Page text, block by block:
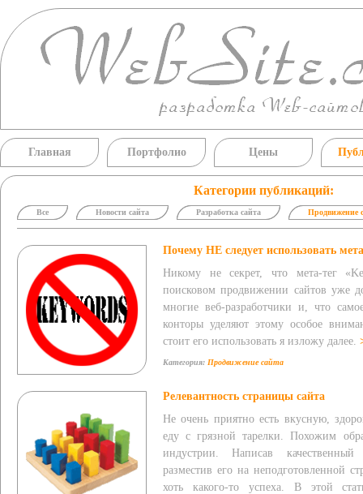
Главная Портфолио Цены
Категории публикаций:
Все Новости сайта Разработка сайта Продвижение
Почему НЕ следует использовать
Никому не секрет, что мета-тег
поисковом продвижении сайтов уже
многие веб-разработчики и, что
конторы уделяют этому особое
стоит его использовать я изложу далее.
Категория: Продвижение сайта
Релевантность страницы сайта
Не очень приятно есть вкусную,
еду с грязной тарелки. Похожим
индустрии. Написав
разместив его на неподготовленной
хоть какого-то успеха. В этой